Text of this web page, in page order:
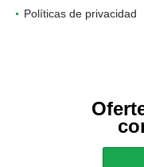
Políticas de privacidad